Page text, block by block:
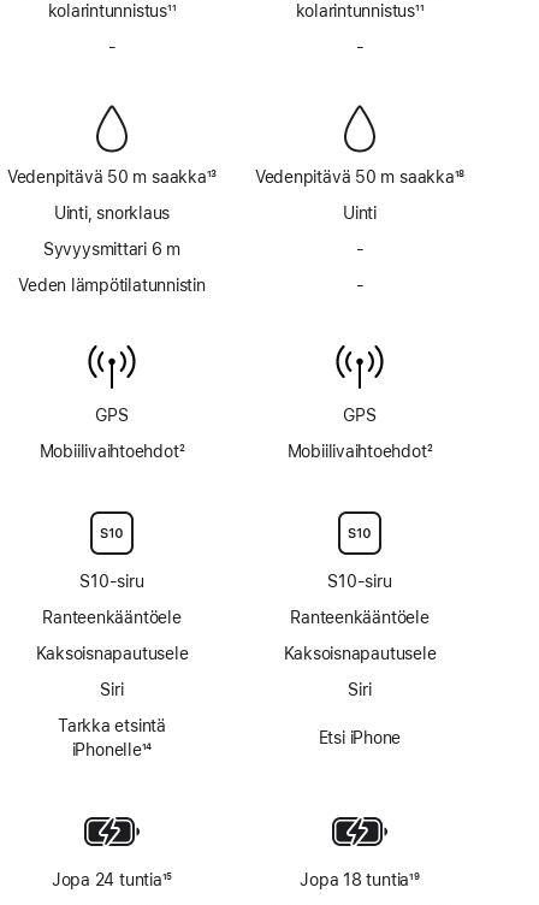
kolarin­tunnistus11
-
Vedenpitävä 50 m saakka13
Uinti, snorklaus
Syvyysmittari 6 m
Veden lämpötilatunnistin
GPS
Mobiilivaihtoehdot2
S10-siru
Ranteen­kääntö­ele
Kaksoisnapautusele
Siri
Tarkka etsintä
iPhonelle14
Jopa 24 tuntia15
kolarin­tunnistus11
-
Vedenpitävä 50 m saakka18
Uinti
-
-
GPS
Mobiilivaihtoehdot2
S10-siru
Ranteen­kääntö­ele
Kaksoisnapautusele
Siri
Etsi iPhone
Jopa 18 tuntia19